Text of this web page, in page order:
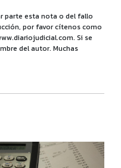
parte esta nota o del fallo
por favor cítenos como
Si se
del autor. Muchas